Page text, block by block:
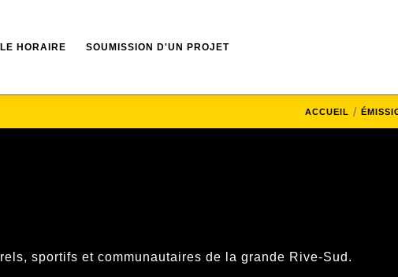
HORAIRE SOUMISSION D'UN PROJET
ACCUEIL
sportifs et communautaires de la grande Rive-Sud.